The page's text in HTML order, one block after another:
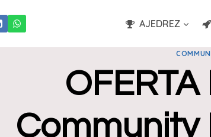
AJEDREZ
Community